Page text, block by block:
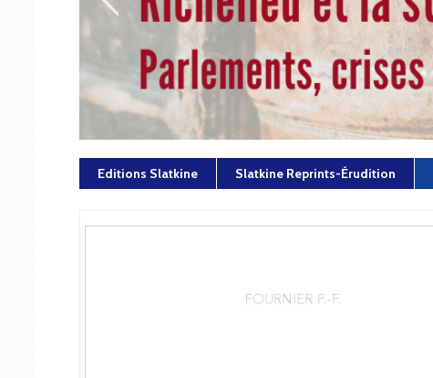
Editions Slatkine Slatkine Reprints-Érudition